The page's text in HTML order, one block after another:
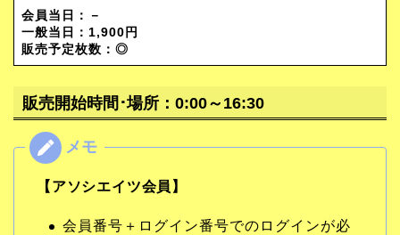
会員当日：－
一般当日：1,900円
販売予定枚数： ◎
販売開始時間･場所：0:00～16:30
【アソシエイツ会員】
会員番号＋ログイン番号でのログインが必